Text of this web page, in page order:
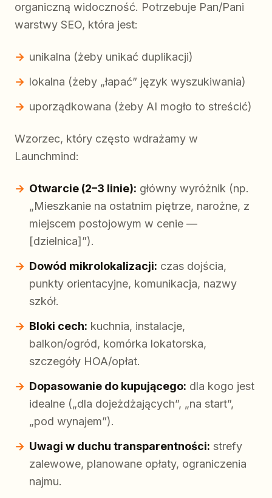
organiczną widoczność. Potrzebuje Pan/Pani
warstwy SEO, która jest:
unikalna (żeby unikać duplikacji)
lokalna (żeby „łapać” język wyszukiwania)
uporządkowana (żeby AI mogło to streścić)
Wzorzec, który często wdrażamy w
Launchmind:
Otwarcie (2–3 linie): główny wyróżnik (np.
„Mieszkanie na ostatnim piętrze, narożne, z
miejscem postojowym w cenie —
[dzielnica]”).
Dowód mikrolokalizacji: czas dojścia,
punkty orientacyjne, komunikacja, nazwy
szkół.
Bloki cech: kuchnia, instalacje,
balkon/ogród, komórka lokatorska,
szczegóły HOA/opłat.
Dopasowanie do kupującego: dla kogo jest
idealne („dla dojeżdżających”, „na start”,
„pod wynajem”).
Uwagi w duchu transparentności: strefy
zalewowe, planowane opłaty, ograniczenia
najmu.